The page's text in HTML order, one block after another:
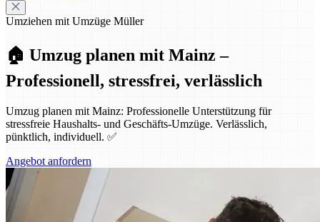
Umziehen mit Umzüge Müller
🏠 Umzug planen mit Mainz –
Professionell, stressfrei, verlässlich
Umzug planen mit Mainz: Professionelle Unterstützung für
stressfreie Haushalts- und Geschäfts-Umzüge. Verlässlich,
pünktlich, individuell. ✅
Angebot anfordern